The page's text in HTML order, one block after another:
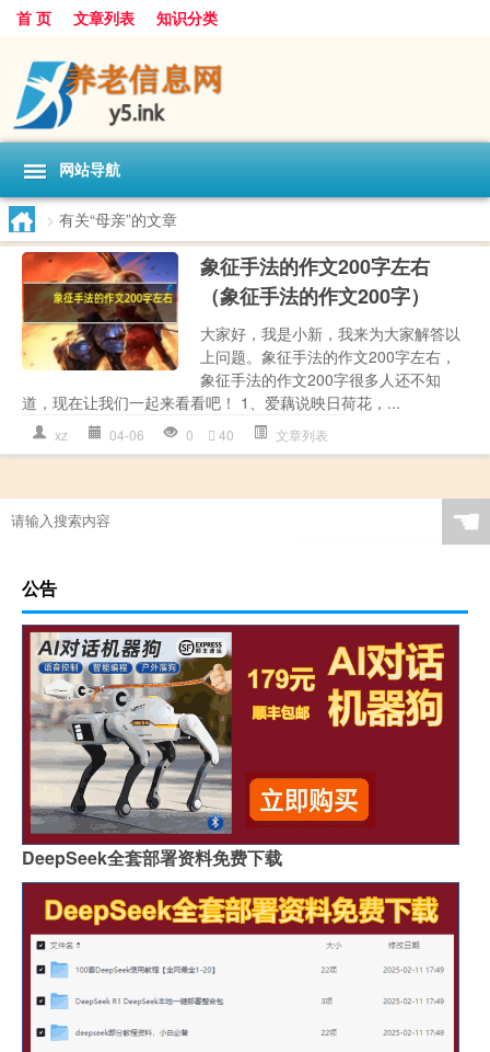
首 页 文章列表 知识分类
网站导航
> 有关“母亲”的文章
象征手法的作文200字左右
（象征手法的作文200字）
大家好，我是小新，我来为大家解答以
上问题。象征手法的作文200字左右，
象征手法的作文200字很多人还不知
道，现在让我们一起来看看吧！ 1、爱藕说映日荷花，...
xz 04-06 0 40 文章列表
☚
公告
DeepSeek全套部署资料免费下载